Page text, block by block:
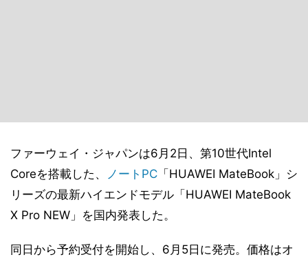
ファーウェイ・ジャパンは6月2日、第10世代Intel
Coreを搭載した、
ノートPC 「HUAWEI MateBook」シ
リーズの最新ハイエンドモデル「HUAWEI MateBook
X Pro NEW」を国内発表した。
同日から予約受付を開始し、6月5日に発売。価格はオ